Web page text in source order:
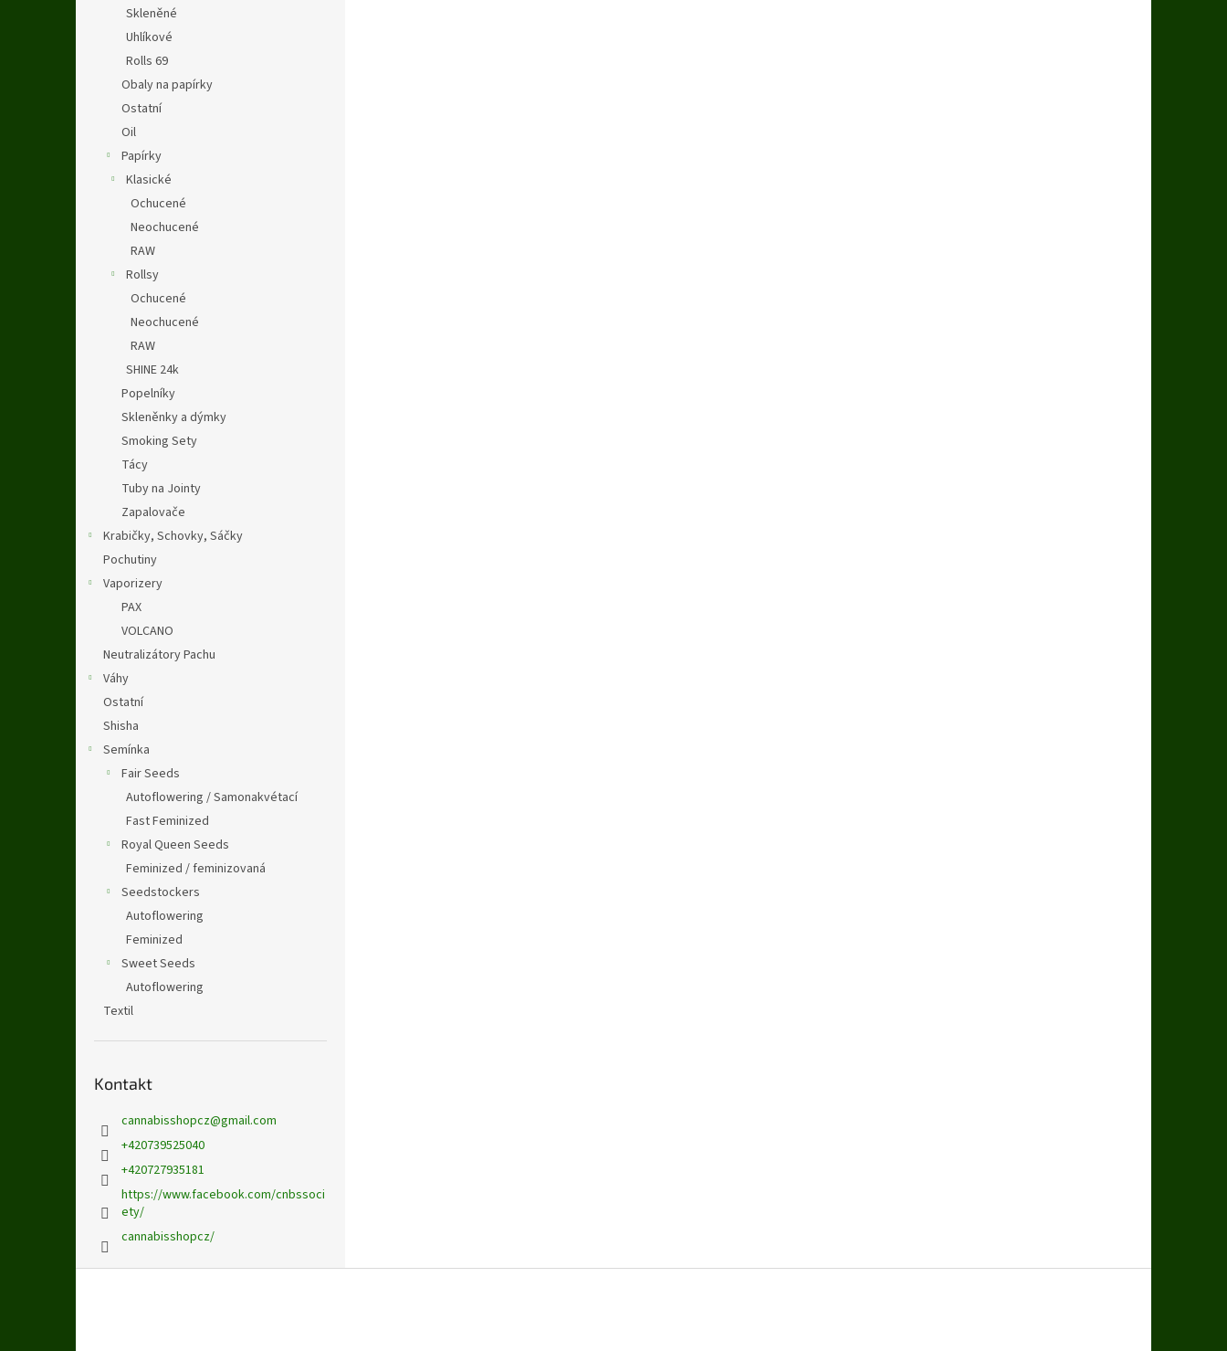
Skleněné
Uhlíkové
Rolls 69
Obaly na papírky
Ostatní
Oil
Papírky
Klasické
Ochucené
Neochucené
RAW
Rollsy
Ochucené
Neochucené
RAW
SHINE 24k
Popelníky
Skleněnky a dýmky
Smoking Sety
Tácy
Tuby na Jointy
Zapalovače
Krabičky, Schovky, Sáčky
Pochutiny
Vaporizery
PAX
VOLCANO
Neutralizátory Pachu
Váhy
Ostatní
Shisha
Semínka
Fair Seeds
Autoflowering / Samonakvétací
Fast Feminized
Royal Queen Seeds
Feminized / feminizovaná
Seedstockers
Autoflowering
Feminized
Sweet Seeds
Autoflowering
Textil
Kontakt
cannabisshopcz@gmail.com
+420739525040
+420727935181
https://www.facebook.com/cnbssoci
ety/
cannabisshopcz/